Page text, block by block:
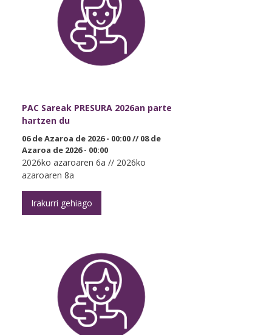
PAC Sareak PRESURA 2026an parte
hartzen du
06 de Azaroa de 2026 - 00:00//08 de
Azaroa de 2026 - 00:00
2026ko azaroaren 6a // 2026ko
azaroaren 8a
Irakurri gehiago